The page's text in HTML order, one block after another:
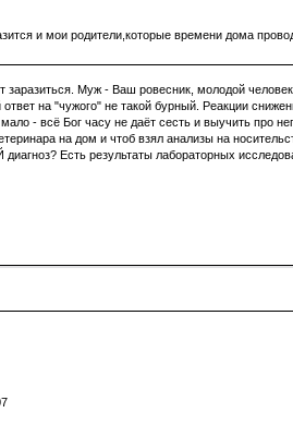
и мои родители,которые времени дома
заразиться. Муж - Ваш ровесник, молодой
на "чужого" не такой бурный. Реакции
- всё Бог часу не даёт сесть и выучить про
на дом и чтоб взял анализы на
Есть результаты лабораторных